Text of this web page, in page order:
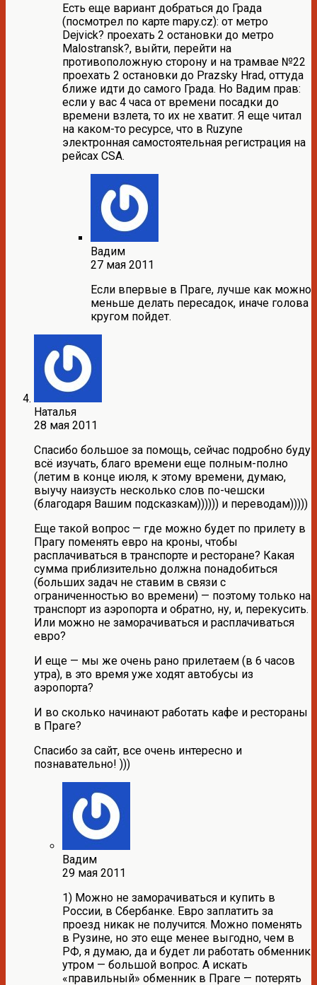
Есть еще вариант добраться до Града
(посмотрел по карте mapy.cz): от метро
Dejvick? проехать 2 остановки до метро
Malostransk?, выйти, перейти на
противоположную сторону и на трамвае №22
проехать 2 остановки до Prazsky Hrad, оттуда
ближе идти до самого Града. Но Вадим прав:
если у вас 4 часа от времени посадки до
времени взлета, то их не хватит. Я еще читал
на каком-то ресурсе, что в Ruzyne
электронная самостоятельная регистрация на
рейсах CSA.
Вадим
27 мая 2011
Если впервые в Праге, лучше как можно
меньше делать пересадок, иначе голова
кругом пойдет.
Наталья
28 мая 2011
Спасибо большое за помощь, сейчас подробно буду
всё изучать, благо времени еще полным-полно
(летим в конце июля, к этому времени, думаю,
выучу наизусть несколько слов по-чешски
(благодаря Вашим подсказкам)))))) и переводам)))))
Еще такой вопрос — где можно будет по прилету в
Прагу поменять евро на кроны, чтобы
расплачиваться в транспорте и ресторане? Какая
сумма приблизительно должна понадобиться
(больших задач не ставим в связи с
ограниченностью во времени) — поэтому только на
транспорт из аэропорта и обратно, ну, и, перекусить.
Или можно не заморачиваться и расплачиваться
евро?
И еще — мы же очень рано прилетаем (в 6 часов
утра), в это время уже ходят автобусы из
аэропорта?
И во сколько начинают работать кафе и рестораны
в Праге?
Спасибо за сайт, все очень интересно и
познавательно! )))
Вадим
29 мая 2011
1) Можно не заморачиваться и купить в
России, в Сбербанке. Евро заплатить за
проезд никак не получится. Можно поменять
в Рузине, но это еще менее выгодно, чем в
РФ, я думаю, да и будет ли работать обменник
утром — большой вопрос. А искать
«правильный» обменник в Праге — потерять